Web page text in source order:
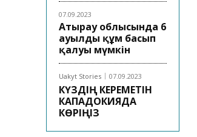
07.09.2023
Атырау облысында 6
ауылды құм басып
қалуы мүмкін
Uakyt Stories 07.09.2023
КҮЗДІҢ КЕРЕМЕТІН
КАПАДОКИЯДА
КӨРІҢІЗ